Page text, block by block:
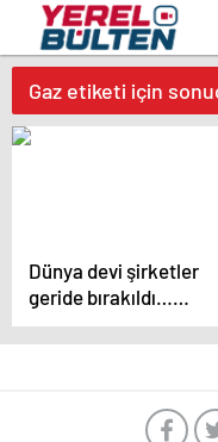
Gaz etiketi için
Dünya devi şirketler
geride bırakıldı…
Murathan Kalyoncu:
Vazgeçilmez firma